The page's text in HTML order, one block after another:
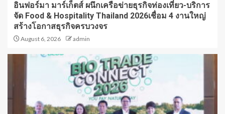
อินฟอร์มา มาร์เก็ตส์ ผนึกเครือข่ายธุรกิจท่องเที่ยว-บริการ
จัด Food & Hospitality Thailand 2026เชื่อม 4 งานใหญ่
สร้างโอกาสธุรกิจครบวงจร
August 6, 2026 admin